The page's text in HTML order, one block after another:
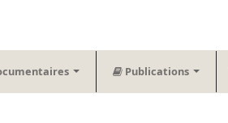
Publications